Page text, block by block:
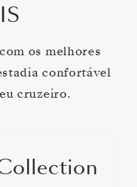
os melhores
confortável
cruzeiro.